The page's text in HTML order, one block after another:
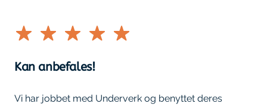
Kan anbefales!
Vi har jobbet med Underverk og benyttet deres